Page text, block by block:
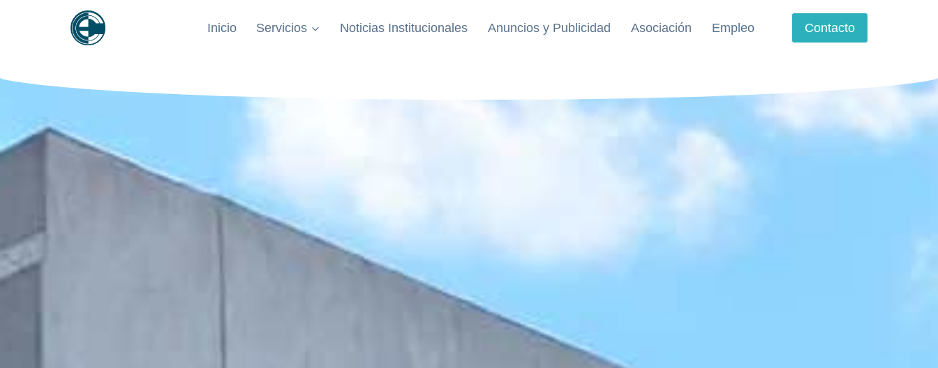
Inicio
Servicios Noticias Institucionales Anuncios y Publicidad Asociación Empleo Contacto